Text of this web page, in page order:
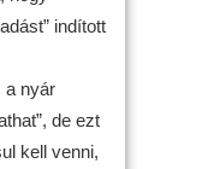
indított
a nyár
de ezt
kell venni,